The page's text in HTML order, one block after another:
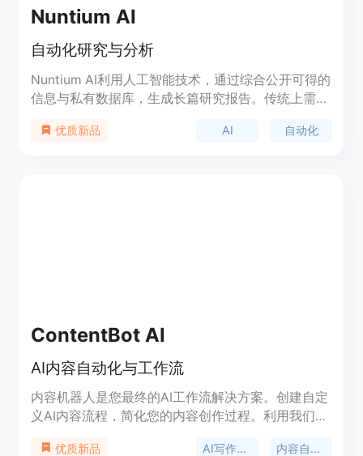
Nuntium AI
自动化研究与分析
Nuntium AI利用人工智能技术，通过综合公开可得的
信息与私有数据库，生成长篇研究报告。传统上需要
击一下按钮，完全自动化。具有优化的高效研究和分
优质新品 AI 自动化
ContentBot AI
AI内容自动化与工作流
内容机器人是您最终的AI工作流解决方案。创建自定
义AI内容流程，简化您的内容创作过程。利用我们的
优质新品 AI写作工具 内容自动化